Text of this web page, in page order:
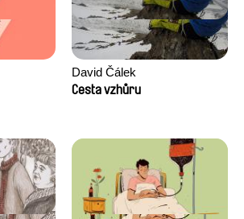
David Čálek
Cesta vzhůru